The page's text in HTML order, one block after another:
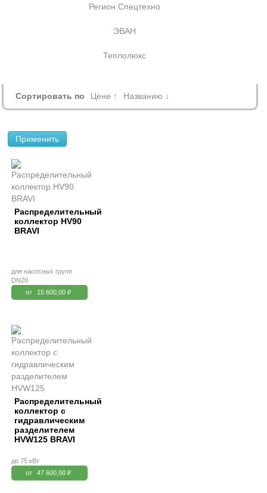
Регион Спецтехно
ЭВАН
Теплолюкс
Сортировать по Цене ↑ Названию ↓
Применить
Распределительный
коллектор HV90
BRAVI
для насосных групп
DN20
от
15 600,00 ₽
Распределительный
коллектор с
гидравлическим
разделителем
HVW125 BRAVI
до 75 кВт
от
47 600,00 ₽